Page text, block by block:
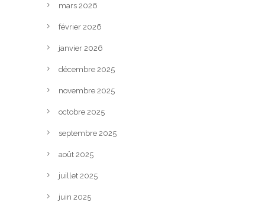
mars 2026
février 2026
janvier 2026
décembre 2025
novembre 2025
octobre 2025
septembre 2025
août 2025
juillet 2025
juin 2025